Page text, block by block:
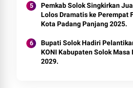
Pemkab Solok Singkirkan
Lolos Dramatis ke Perempat
Kota Padang Panjang 2025.
Bupati Solok Hadiri
KONI Kabupaten Solok Masa
2029.